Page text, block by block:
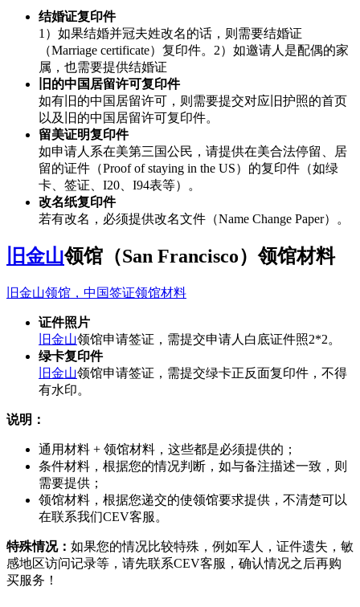
结婚证复印件
1）如果结婚并冠夫姓改名的话，则需要结婚证
（Marriage certificate）复印件。2）如邀请人是配偶的家
属，也需要提供结婚证
旧的中国居留许可复印件
如有旧的中国居留许可，则需要提交对应旧护照的首页
以及旧的中国居留许可复印件。
留美证明复印件
如申请人系在美第三国公民，请提供在美合法停留、居
留的证件（Proof of staying in the US）的复印件（如绿
卡、签证、I20、I94表等）。
改名纸复印件
若有改名，必须提供改名文件（Name Change Paper）。
旧金山领馆（San Francisco）领馆材料
旧金山领馆，中国签证领馆材料
证件照片
旧金山领馆申请签证，需提交申请人白底证件照2*2。
绿卡复印件
旧金山领馆申请签证，需提交绿卡正反面复印件，不得
有水印。
说明：
通用材料 + 领馆材料，这些都是必须提供的；
条件材料，根据您的情况判断，如与备注描述一致，则
需要提供；
领馆材料，根据您递交的使领馆要求提供，不清楚可以
在联系我们CEV客服。
特殊情况： 如果您的情况比较特殊，例如军人，证件遗失，敏
感地区访问记录等，请先联系CEV客服，确认情况之后再购
买服务！